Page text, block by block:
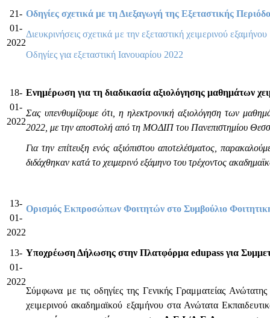
21-
01-
2022
Οδηγίες σχετικά με τη Διεξαγωγή της Εξεταστικής
Διευκρινήσεις σχετικά με την εξεταστική χειμερινού εξαμήνου
Οδηγίες για εξεταστική Ιανουαρίου 2022
18-
01-
2022
Ενημέρωση για τη διαδικασία αξιολόγησης μαθημάτων
Σας υπενθυμίζουμε ότι, η ηλεκτρονική αξιολόγηση των
2022, με την αποστολή από τη ΜΟΔΙΠ του Πανεπιστημίου
Για την επίτευξη ενός αξιόπιστου αποτελέσματος,
διδάχθηκαν κατά το χειμερινό εξάμηνο του τρέχοντος
13-
01-
2022
Ορισμός Εκπροσώπων Φοιτητών στο Συμβούλιο
13-
01-
2022
Υποχρέωση Δήλωσης στην Πλατφόρμα edupass για
Σύμφωνα με τις οδηγίες της Γενικής Γραμματείας
χειμερινού ακαδημαϊκού εξαμήνου στα Ανώτατα